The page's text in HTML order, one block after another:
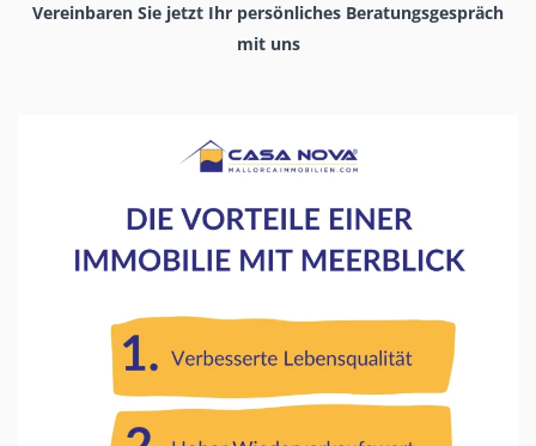
Vereinbaren Sie jetzt Ihr persönliches Beratungsgespräch
mit uns